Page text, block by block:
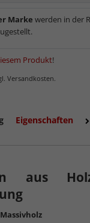
Marke werden in der
Produkt!
Versandkosten.
Eigenschaften
aus
Massivholz